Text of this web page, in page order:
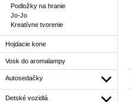
Podložky na hranie
Jo-Jo
Kreatívne tvorenie
Hojdacie kone
Vosk do aromalampy
Autosedačky
Detské vozidlá